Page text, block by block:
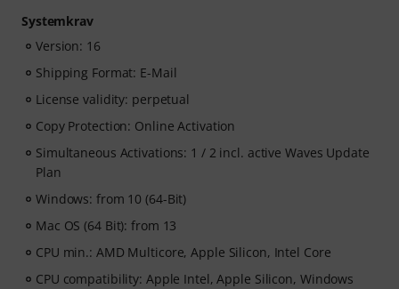
Systemkrav
Version: 16
Shipping Format: E-Mail
License validity: perpetual
Copy Protection: Online Activation
Simultaneous Activations: 1 / 2 incl. active Waves Update
Plan
Windows: from 10 (64-Bit)
Mac OS (64 Bit): from 13
CPU min.: AMD Multicore, Apple Silicon, Intel Core
CPU compatibility: Apple Intel, Apple Silicon, Windows